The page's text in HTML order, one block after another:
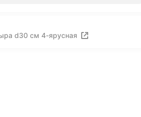
d30 см 4-ярусная